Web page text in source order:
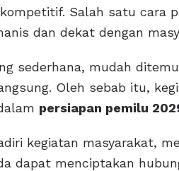
Salah satu cara
dan dekat dengan
sederhana, mudah
Oleh sebab itu,
persiapan pemilu
kegiatan masyarakat,
dapat menciptakan